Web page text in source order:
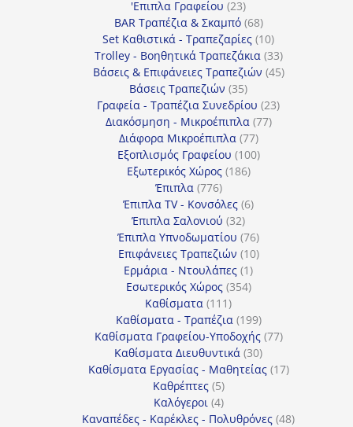
προϊόντα
'Επιπλα Γραφείου 2323
προϊόντα
BAR Τραπέζια & Σκαμπό 6868
προϊόντα
Set Καθιστικά - Τραπεζαρίες 1010
προϊόντα
Trolley - Βοηθητικά Τραπεζάκια 3333
προϊόντα
Βάσεις & Επιφάνειες Τραπεζιών 4545
Βάσεις Τραπεζιών 3535
προϊόντα
Γραφεία - Τραπέζια Συνεδρίου 2323
Διακόσμηση - Μικροέπιπλα 7777
Διάφορα Μικροέπιπλα 7777
προϊόντα
Εξοπλισμός Γραφείου 100100
Εξωτερικός Χώρος 186186
Έπιπλα 776776
προϊόντα
Έπιπλα TV - Κονσόλες 66
Έπιπλα Σαλονιού 3232
προϊόντα
Έπιπλα Υπνοδωματίου 7676
προϊόντα
Επιφάνειες Τραπεζιών 1010
Ερμάρια - Ντουλάπες 11
προϊόν
Εσωτερικός Χώρος 354354
Καθίσματα 111111
προϊόντα
Καθίσματα - Τραπέζια 199199
προϊόντα
Καθίσματα Γραφείου-Υποδοχής 7777
Καθίσματα Διευθυντικά 3030
προϊόντα
Καθίσματα Εργασίας - Μαθητείας 1717
Καθρέπτες 55
προϊόντα
Καλόγεροι 44
προϊόντα
Καναπέδες - Καρέκλες - Πολυθρόνες 4848